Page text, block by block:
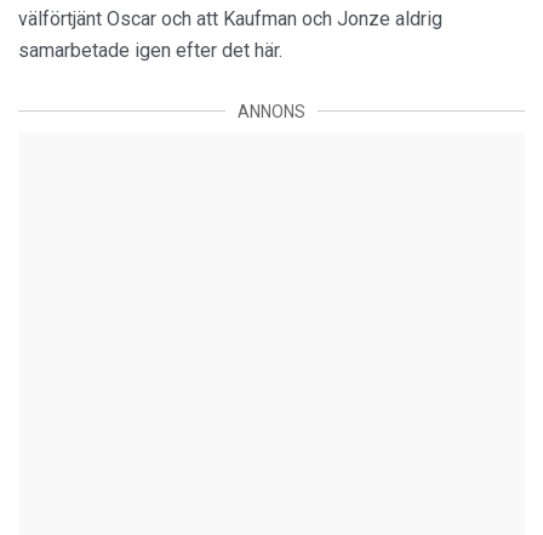
välförtjänt Oscar och att Kaufman och Jonze aldrig
samarbetade igen efter det här.
ANNONS